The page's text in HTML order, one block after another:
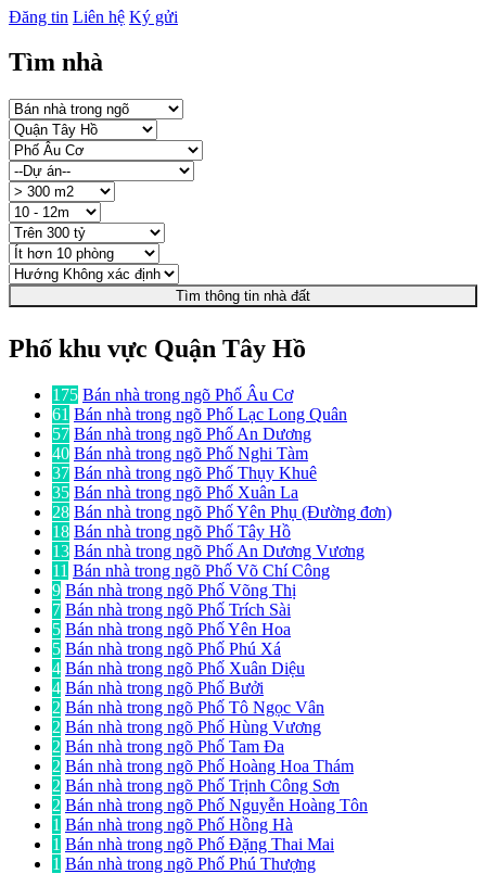
Đăng tin Liên hệ Ký gửi
Tìm nhà
Tìm thông tin nhà đất
Phố khu vực Quận Tây Hồ
175 Bán nhà trong ngõ Phố Âu Cơ
61 Bán nhà trong ngõ Phố Lạc Long Quân
57 Bán nhà trong ngõ Phố An Dương
40 Bán nhà trong ngõ Phố Nghi Tàm
37 Bán nhà trong ngõ Phố Thụy Khuê
35 Bán nhà trong ngõ Phố Xuân La
28 Bán nhà trong ngõ Phố Yên Phụ (Đường đơn)
18 Bán nhà trong ngõ Phố Tây Hồ
13 Bán nhà trong ngõ Phố An Dương Vương
11 Bán nhà trong ngõ Phố Võ Chí Công
9 Bán nhà trong ngõ Phố Võng Thị
7 Bán nhà trong ngõ Phố Trích Sài
5 Bán nhà trong ngõ Phố Yên Hoa
5 Bán nhà trong ngõ Phố Phú Xá
4 Bán nhà trong ngõ Phố Xuân Diệu
4 Bán nhà trong ngõ Phố Bưởi
2 Bán nhà trong ngõ Phố Tô Ngọc Vân
2 Bán nhà trong ngõ Phố Hùng Vương
2 Bán nhà trong ngõ Phố Tam Đa
2 Bán nhà trong ngõ Phố Hoàng Hoa Thám
2 Bán nhà trong ngõ Phố Trịnh Công Sơn
2 Bán nhà trong ngõ Phố Nguyễn Hoàng Tôn
1 Bán nhà trong ngõ Phố Hồng Hà
1 Bán nhà trong ngõ Phố Đặng Thai Mai
1 Bán nhà trong ngõ Phố Phú Thượng